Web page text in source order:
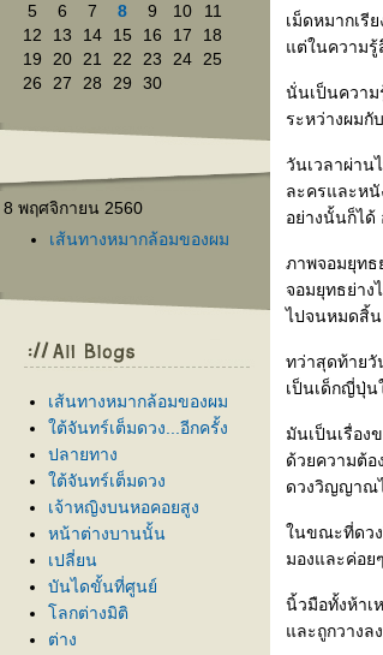
5
6 7 8 9 10
11
12
13 14 15 16 17
18
19
20 21 22 23 24
25
26
27 28 29 30
8 พฤศจิกายน 2560
เส้นทางหมากล้อมของผม
เส้นทางหมากล้อมของผม
ต้จันทร์เต็มดวง...อีกครั้ง
ปลายทาง
ต้จันทร์เต็มดวง
เจ้าหญิงบนหอคอยสูง
หน้าต่างบานนั้น
เปลี่ยน
บันไดขั้นที่ศูนย์
ลกต่างมิติ
ต่าง
เม็ดหมากเรี
ต่ในความรู้สึ
นั่นเป็นความ
ระหว่างผมกั
วันเวลาผ่าน
ละครและหนั
อย่างนั้นก็ได้
ภาพจอมยุทธ
จอมยุทธย่าง
ไปจนหมดสิ้น
ทว่าสุดท้ายวั
เป็นเด็กญี่ปุ่น
มันเป็นเรื่อง
ด้วยความต้อ
ดวงวิญญาณ
นขณะที่ดวง
มองและค่อย
นิ้วมือทั้งห้าเ
ละถูกวางลง